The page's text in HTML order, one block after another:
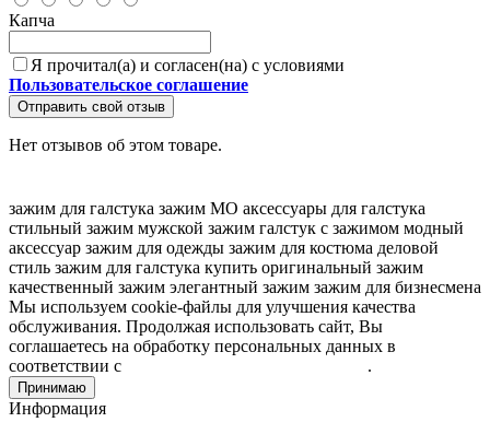
Капча
Я прочитал(а) и согласен(на) с условиями
Пользовательское соглашение
Отправить свой отзыв
Нет отзывов об этом товаре.
зажим для галстука зажим МО аксессуары для галстука
стильный зажим мужской зажим галстук с зажимом модный
аксессуар зажим для одежды зажим для костюма деловой
стиль зажим для галстука купить оригинальный зажим
качественный зажим элегантный зажим зажим для бизнесмена
Мы используем cookie-файлы для улучшения качества
обслуживания. Продолжая использовать сайт, Вы
соглашаетесь на обработку персональных данных в
соответствии с
.
Принимаю
Информация